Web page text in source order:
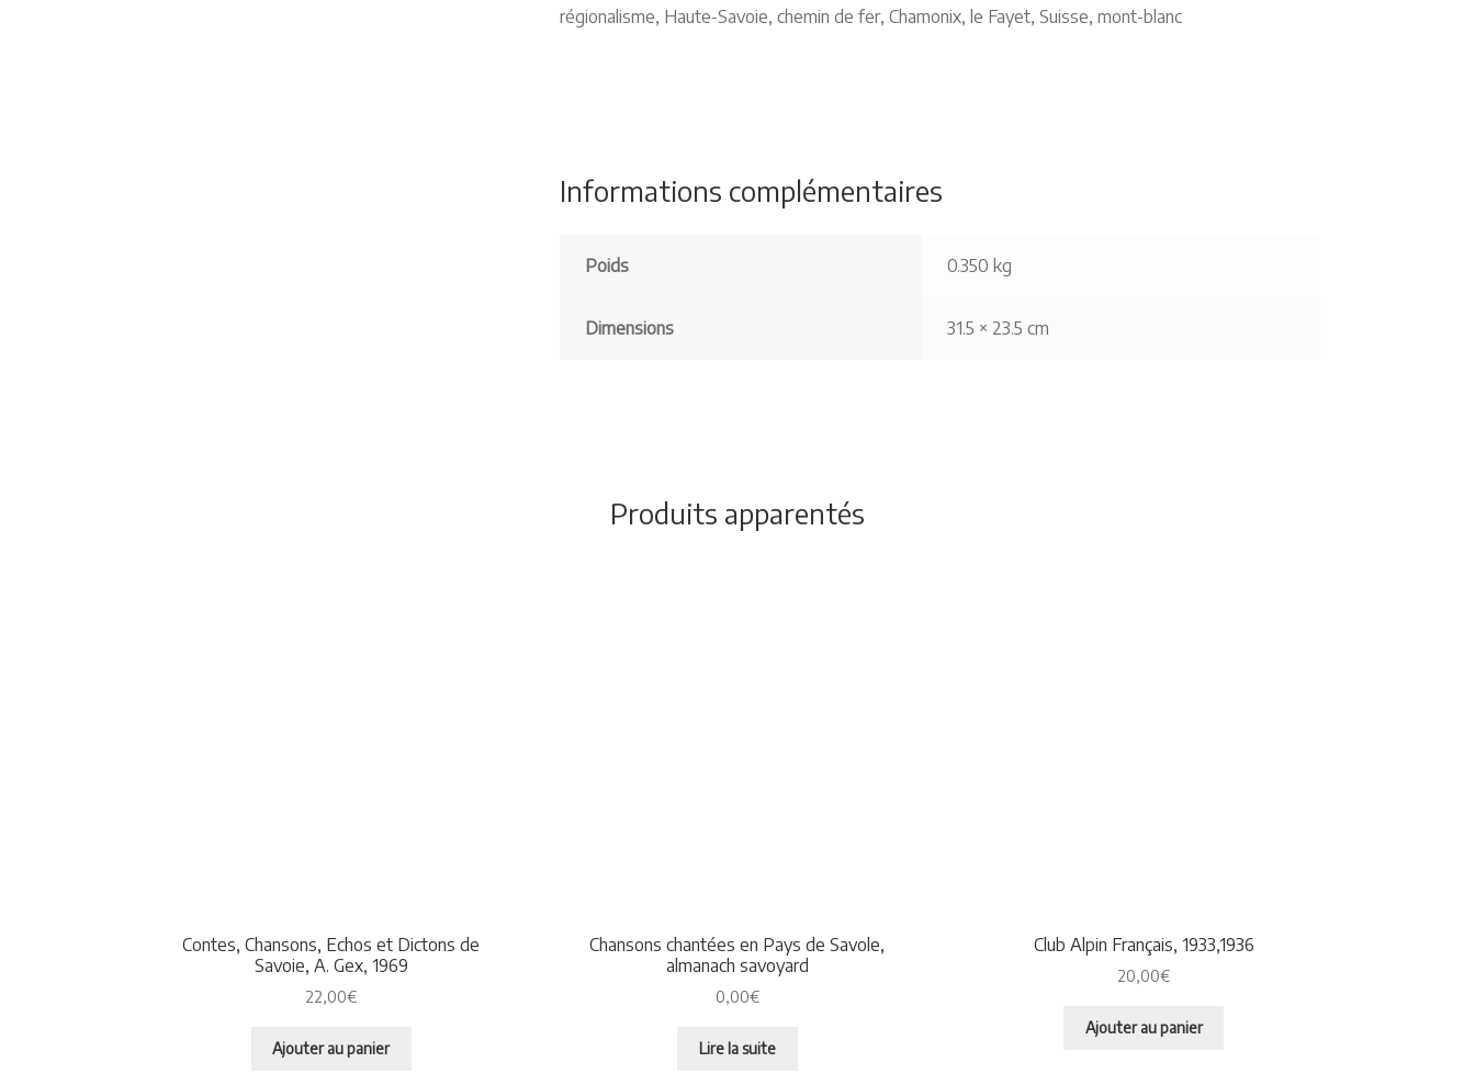
régionalisme, Haute-Savoie, chemin de fer, Chamonix, le Fayet, Suisse, mont-blanc
Informations complémentaires
Poids 0.350 kg
Dimensions 31.5 × 23.5 cm
Produits apparentés
Contes, Chansons, Echos et Dictons de
Savoie, A. Gex, 1969
22,00€
Ajouter au panier
Chansons chantées en Pays de Savole,
almanach savoyard
0,00€
Lire la suite
Club Alpin Français, 1933,1936
20,00€
Ajouter au panier